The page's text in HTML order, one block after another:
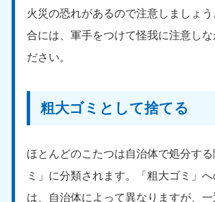
火災の恐れがあるので注意しましょ
合には、軍手をつけて怪我に注意しな
ださい。
粗大ゴミとして捨てる
ほとんどのこたつは自治体で処分す
ミ」に分類されます。「粗大ゴミ」
は、自治体によって異なりますが、
静岡県
050-1881-5256
9:00〜19:00 年中無休
050-
9:00〜
9:00〜19:00 年中無休
050-1881-5262
9:00〜19:00 年中無休
050-
9:00〜
新潟県